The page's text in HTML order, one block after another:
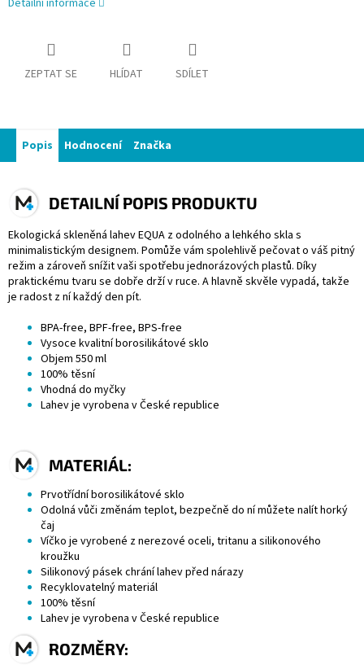
Detailní informace
ZEPTAT SE HLÍDAT SDÍLET
Popis Hodnocení Značka
DETAILNÍ POPIS PRODUKTU
Ekologická skleněná lahev EQUA z odolného a lehkého skla s
minimalistickým designem. Pomůže vám spolehlivě pečovat o váš pitný
režim a zároveň snížit vaši spotřebu jednorázových plastů. Díky
praktickému tvaru se dobře drží v ruce. A hlavně skvěle vypadá, takže
je radost z ní každý den pít.
BPA-free, BPF-free, BPS-free
Vysoce kvalitníborosilikátové sklo
Objem 550 ml
100% těsní
Vhodná do myčky
Lahev je vyrobena v České republice
MATERIÁL:
Prvotřídní borosilikátové sklo
Odolná vůči změnám teplot, bezpečně do ní můžete nalít horký
čaj
Víčko je vyrobené znerezové oceli, tritanu a silikonového
kroužku
Silikonový pásek chrání lahev před nárazy
Recyklovatelný materiál
100% těsní
Lahev je vyrobena v České republice
ROZMĚRY: